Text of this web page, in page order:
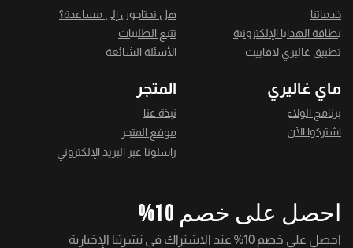
خدماتنا
بطاقة الهدايا الإلكترونية
تطبيق غاليري لافاييت
هل تحتاجون إلى مساعدة؟
تتبع الطلبيات
الأسئلة الشائعة
ماي غاليري
برنامج الولاء
اشتركوا الآن
المتجر
نبذة عنا
موقع المتجر
راسلونا عبر البريد الإلكتروني
احصل على خصم 10%
احصل على خصم 10% عند الاشتراك في نشرتنا الإخبارية